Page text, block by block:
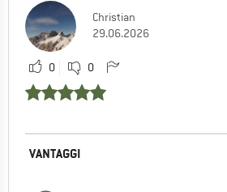
Christian
29.06.2026
0 0
VANTAGGI